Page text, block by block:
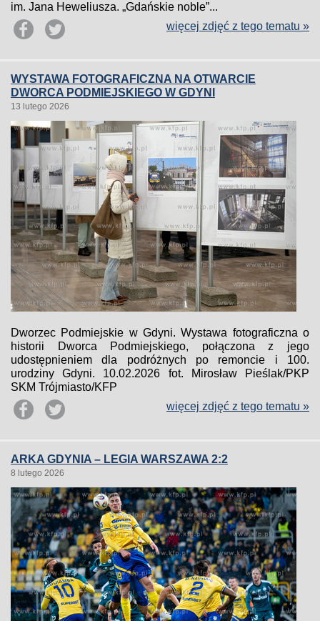
im. Jana Heweliusza. „Gdańskie noble”...
więcej zdjęć z tego tematu »
WYSTAWA FOTOGRAFICZNA NA OTWARCIE
DWORCA PODMIEJSKIEGO W GDYNI
13 lutego 2026
Dworzec Podmiejskie w Gdyni. Wystawa fotograficzna o
historii Dworca Podmiejskiego, połączona z jego
udostępnieniem dla podróżnych po remoncie i 100.
urodziny Gdyni. 10.02.2026 fot. Mirosław Pieślak/PKP
SKM Trójmiasto/KFP
więcej zdjęć z tego tematu »
ARKA GDYNIA – LEGIA WARSZAWA 2:2
8 lutego 2026